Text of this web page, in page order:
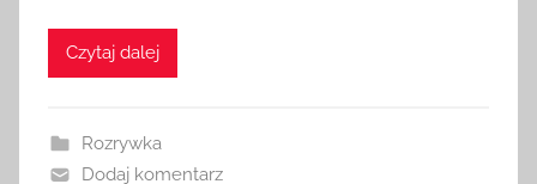
Czytaj dalej
Rozrywka
Dodaj komentarz